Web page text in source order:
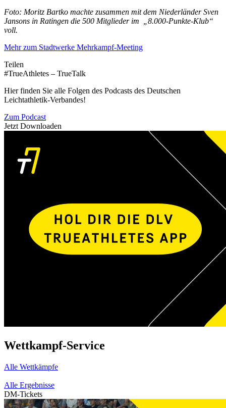
Foto: Moritz Bartko machte zusammen mit dem Niederländer Sven
Jansons in Ratingen die 500 Mitglieder im „8.000-Punkte-Klub“
voll.
Mehr zum Stadtwerke Mehrkampf-Meeting
Teilen
#TrueAthletes – TrueTalk
Hier finden Sie alle Folgen des Podcasts des Deutschen
Leichtathletik-Verbandes!
Zum Podcast
Jetzt Downloaden
Wettkampf-Service
Alle Wettkämpfe
Alle Ergebnisse
DM-Tickets